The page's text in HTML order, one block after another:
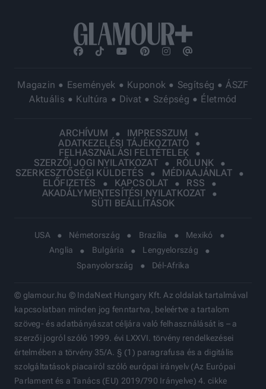
Magazin Események Kuponok Segítség
ÁSZF
Aktuális
Kultúra Divat Szépség Életmód
ARCHÍVUM
IMPRESSZUM
ADATKEZELÉSI TÁJÉKOZTATÓ
FELHASZNÁLÁSI FELTÉTELEK
SZERZŐI JOGI NYILATKOZAT
RÓLUNK
SZERKESZTŐSÉGI KÜLDETÉS
MÉDIAAJÁNLAT
ELŐFIZETÉS
KAPCSOLAT
RSS
AKADÁLYMENTESÍTÉSI NYILATKOZAT
SÜTI BEÁLLÍTÁSOK
USA Németország Brazília
Mexikó
Anglia
Bulgária
Lengyelország
Spanyolország
Dél-Afrika
© glamour.hu © IndaNext Hungary Kft. Az oldalak tartalmával
kapcsolatban minden jog fenntartva, beleértve a tartalom
szöveg- és adatbányászat céljára való felhasználását is – a
szerzői jogról szóló 1999. évi LXXVI. törvény rendelkezései
értelmében a törvény 35/A. § (1) paragrafusa és a digitális
szolgáltatások piacairól szóló európai irányelv (Az Európai
Parlament és a Tanács (EU) 2019/790 Irányelve) 4. cikke